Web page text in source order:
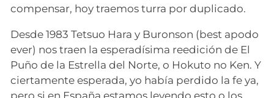
compensar, hoy traemos turra por duplicado.
Desde 1983 Tetsuo Hara y Buronson (best apodo
ever) nos traen la esperadísima reedición de El
Puño de la Estrella del Norte, o Hokuto no Ken. Y
ciertamente esperada, yo había perdido la fe ya,
pero si en España estamos leyendo esto o los